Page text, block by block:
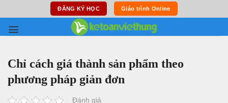
content
ĐĂNG KÝ HỌC Giáo trình Online
Chỉ cách giá thành sản phẩm theo
phương pháp giản đơn
Đánh giá